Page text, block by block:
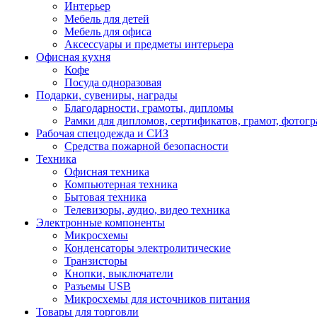
Интерьер
Мебель для детей
Мебель для офиса
Аксессуары и предметы интерьера
Офисная кухня
Кофе
Посуда одноразовая
Подарки, сувениры, награды
Благодарности, грамоты, дипломы
Рамки для дипломов, сертификатов, грамот,
Рабочая спецодежда и СИЗ
Средства пожарной безопасности
Техника
Офисная техника
Компьютерная техника
Бытовая техника
Телевизоры, аудио, видео техника
Электронные компоненты
Микросхемы
Конденсаторы электролитические
Транзисторы
Кнопки, выключатели
Разъемы USB
Микросхемы для источников питания
Товары для торговли